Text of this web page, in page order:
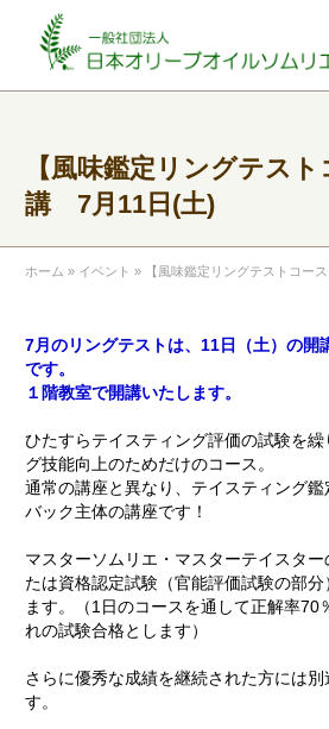
【風味鑑定リングテス
講 7月11日(土)
ホーム » イベント » 【風味鑑定リングテストコー
7月のリングテストは、11日（土）の開
です。
１階教室で開講いたします。
ひたすらテイスティング評価の試験を
グ技能向上のためだけのコース。
通常の講座と異なり、テイスティング
バック主体の講座です！
マスターソムリエ・マスターテイスタ
たは資格認定試験（官能評価試験の部
ます。（1日のコースを通して正解率70
れの試験合格とします）
さらに優秀な成績を継続された方には別
す。